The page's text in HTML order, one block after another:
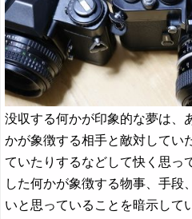
没収する何かが印象的な夢は、
かが象徴する相手と敵対してい
ていたりするなどして快く思っ
した何かが象徴する物事、手段
いと思っていることを暗示して